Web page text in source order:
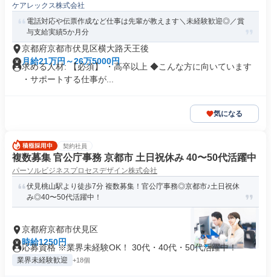
ケアレックス株式会社
電話対応や伝票作成など仕事は先輩が教えます＼未経験歓迎◎／賞
与支給実績5か月分
京都府京都市伏見区横大路天王後
月給21万円～26万5000円
求める人材: 【必須】 ・高卒以上 ◆こんな方に向いています
・サポートする仕事が...
気になる
契約社員
複数募集 官公庁事務 京都市 土日祝休み 40〜50代活躍中
パーソルビジネスプロセスデザイン株式会社
伏見桃山駅より徒歩7分 複数募集！官公庁事務◎京都市♪土日祝休
み◎40〜50代活躍中！
京都府京都市伏見区
時給1250円
応募資格 ※業界未経験OK！ 30代・40代・50代活躍中！
業界未経験歓迎 +18個